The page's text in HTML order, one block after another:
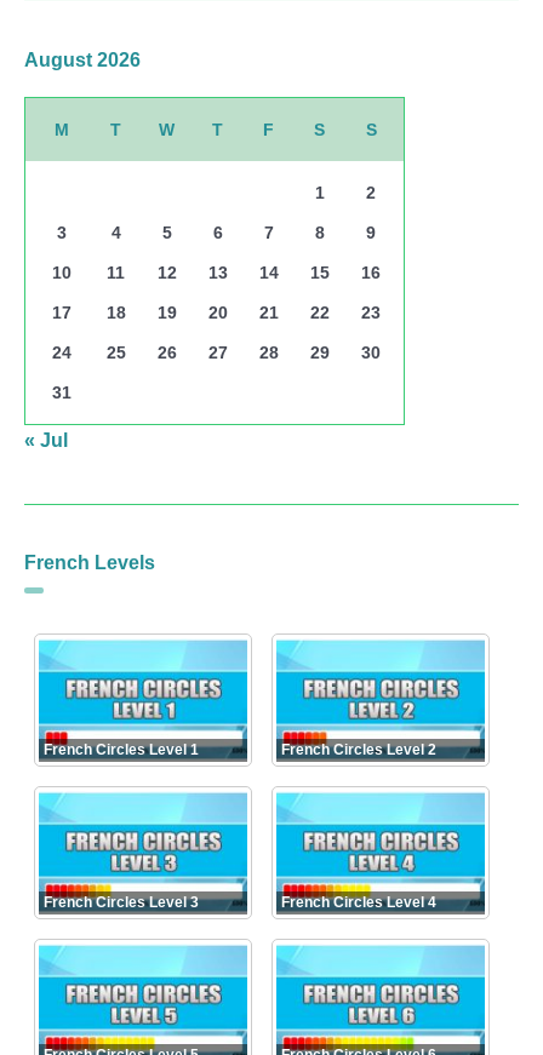
August 2026
M T W T F S S
1 2
3 4 5 6 7 8 9
10 11 12 13 14 15 16
17 18 19 20 21 22 23
24 25 26 27 28 29 30
31
« Jul
French Levels
French Circles Level 1 French Circles Level 2
French Circles Level 3 French Circles Level 4